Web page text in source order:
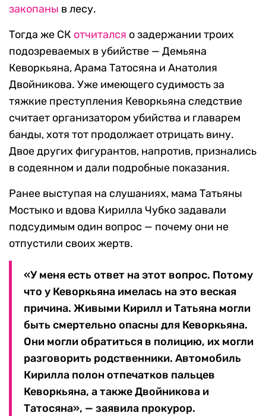
закопаны в лесу.
Тогда же СК отчитался о задержании троих
подозреваемых в убийстве — Демьяна
Кеворкьяна, Арама Татосяна и Анатолия
Двойникова. Уже имеющего судимость за
тяжкие преступления Кеворкьяна следствие
считает организатором убийства и главарем
банды, хотя тот продолжает отрицать вину.
Двое других фигурантов, напротив, признались
в содеянном и дали подробные показания.
Ранее выступая на слушаниях, мама Татьяны
Мостыко и вдова Кирилла Чубко задавали
подсудимым один вопрос — почему они не
отпустили своих жертв.
«У меня есть ответ на этот вопрос. Потому
что у Кеворкьяна имелась на это веская
причина. Живыми Кирилл и Татьяна могли
быть смертельно опасны для Кеворкьяна.
Они могли обратиться в полицию, их могли
разговорить родственники. Автомобиль
Кирилла полон отпечатков пальцев
Кеворкьяна, а также Двойникова и
Татосяна», — заявила прокурор.